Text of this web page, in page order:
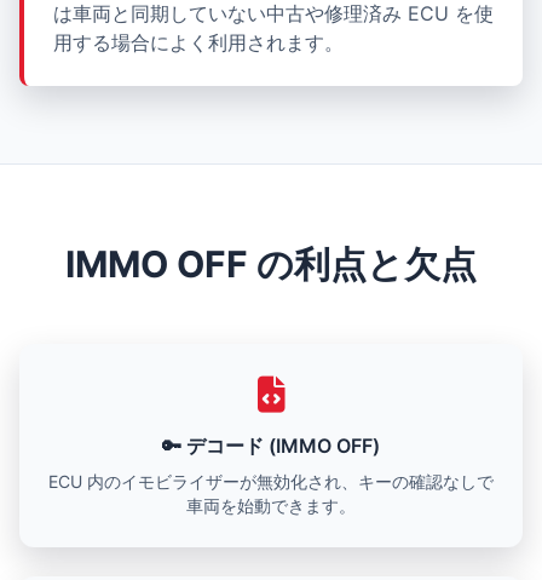
は車両と同期していない中古や修理済み ECU を使
用する場合によく利用されます。
IMMO OFF の利点と欠点
🔑 デコード (IMMO OFF)
ECU 内のイモビライザーが無効化され、キーの確認なしで
車両を始動できます。